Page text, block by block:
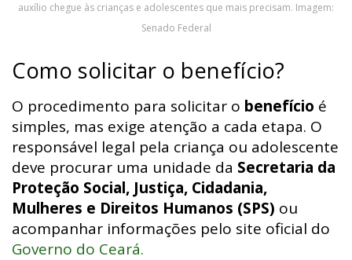
auxílio chegue às crianças e adolescentes que mais precisam. Imagem:
Senado Federal
Como solicitar o benefício?
O procedimento para solicitar o benefício é
simples, mas exige atenção a cada etapa. O
responsável legal pela criança ou adolescente
deve procurar uma unidade da Secretaria da
Proteção Social, Justiça, Cidadania,
Mulheres e Direitos Humanos (SPS) ou
acompanhar informações pelo site oficial do
Governo do Ceará.